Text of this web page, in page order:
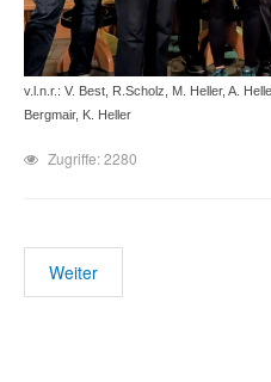
v.l.n.r.: V. Best, R.Scholz, M. Heller, A.
Bergmair, K. Heller
Zugriffe: 2280
Weiter